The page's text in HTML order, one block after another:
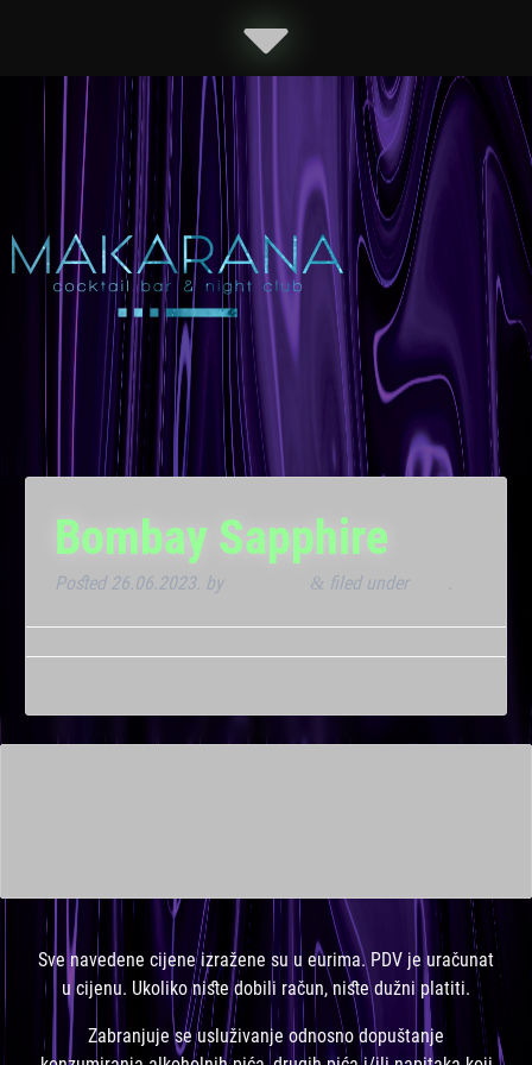
Bombay Sapphire
Posted 26.06.2023. by & filed under .
Sve navedene cijene izražene su u eurima. PDV je uračunat
u cijenu. Ukoliko niste dobili račun, niste dužni platiti.
Zabranjuje se usluživanje odnosno dopuštanje